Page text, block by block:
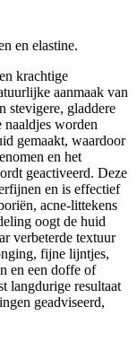
en elastine.
krachtige
aanmaak van
stevigere, gladdere
worden
gemaakt, waardoor
en het
geactiveerd. Deze
en is effectief
acne-littekens
oogt de huid
verbeterde textuur
fijne lijntjes,
en een doffe of
langdurige resultaat
geadviseerd,